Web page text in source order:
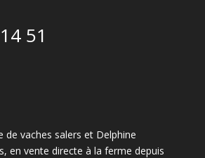
51
de vaches salers et Delphine
en vente directe à la ferme depuis